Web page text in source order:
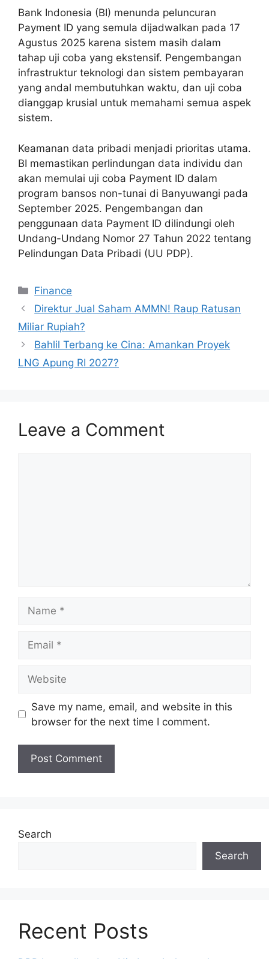
Bank Indonesia (BI) menunda peluncuran
Payment ID yang semula dijadwalkan pada 17
Agustus 2025 karena sistem masih dalam
tahap uji coba yang ekstensif. Pengembangan
infrastruktur teknologi dan sistem pembayaran
yang andal membutuhkan waktu, dan uji coba
dianggap krusial untuk memahami semua aspek
sistem.
Keamanan data pribadi menjadi prioritas utama.
BI memastikan perlindungan data individu dan
akan memulai uji coba Payment ID dalam
program bansos non-tunai di Banyuwangi pada
September 2025. Pengembangan dan
penggunaan data Payment ID dilindungi oleh
Undang-Undang Nomor 27 Tahun 2022 tentang
Pelindungan Data Pribadi (UU PDP).
Categories
Finance
Direktur Jual Saham AMMN! Raup Ratusan
Miliar Rupiah?
Bahlil Terbang ke Cina: Amankan Proyek
LNG Apung RI 2027?
Leave a Comment
Save my name, email, and website in this
browser for the next time I comment.
Search
Search
Recent Posts